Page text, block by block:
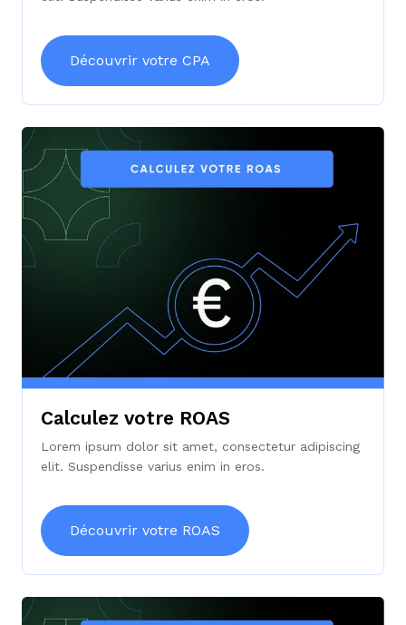
Découvrir votre CPA
Calculez votre ROAS
Lorem ipsum dolor sit amet, consectetur adipiscing
elit. Suspendisse varius enim in eros.
Découvrir votre ROAS